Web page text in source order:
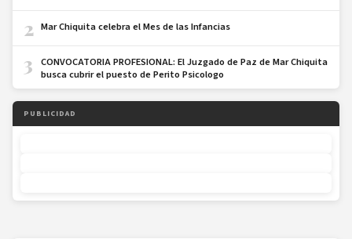
2 Mar Chiquita celebra el Mes de las Infancias
3
CONVOCATORIA PROFESIONAL: El Juzgado de Paz de Mar Chiquita
busca cubrir el puesto de Perito Psicologo
PUBLICIDAD